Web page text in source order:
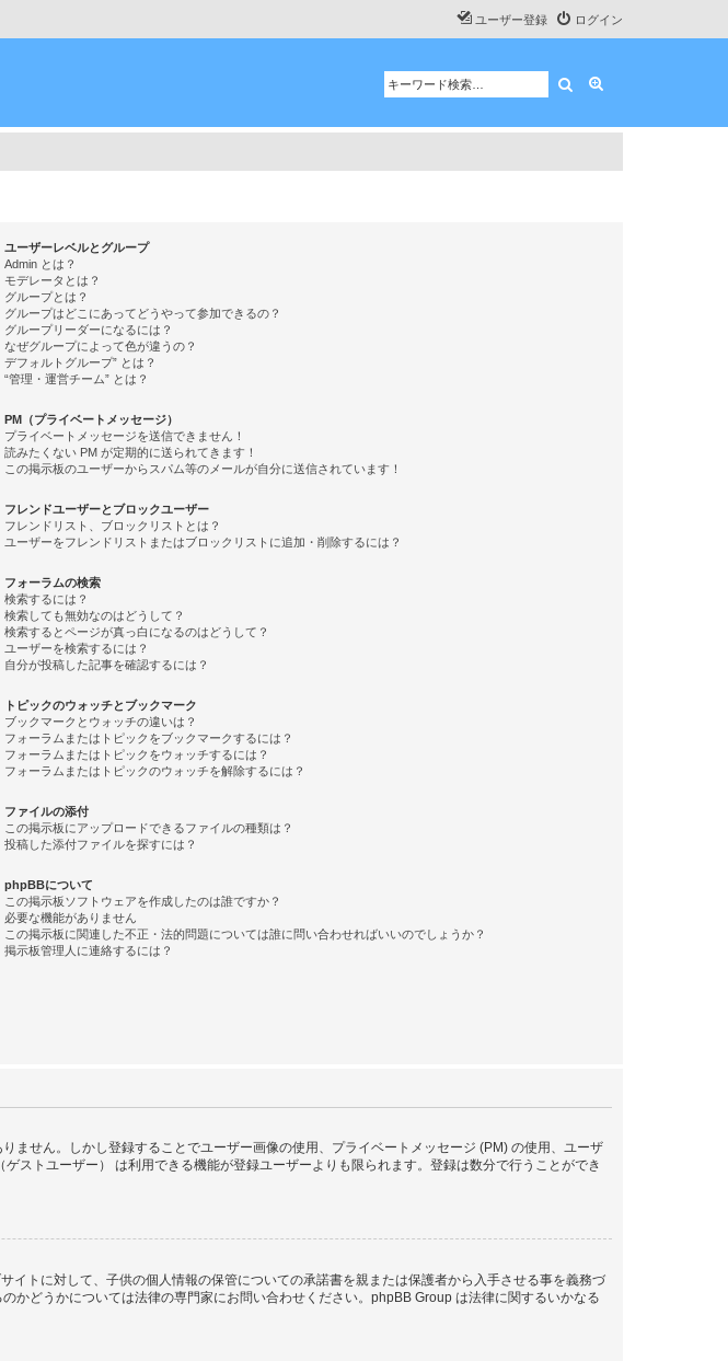
ログイン
ユーザー登録
検索
ユーザーレベルとグループ
Admin とは？
モデレータとは？
グループとは？
グループはどこにあってどうやって参加できるの？
グループリーダーになるには？
なぜグループによって色が違うの？
デフォルトグループ” とは？
“管理・運営チーム” とは？
PM（プライベートメッセージ）
プライベートメッセージを送信できません！
読みたくない PM が定期的に送られてきます！
この掲示板のユーザーからスパム等のメールが自分に送信されています！
フレンドユーザーとブロックユーザー
フレンドリスト、ブロックリストとは？
ユーザーをフレンドリストまたはブロックリストに追加・削除するには？
フォーラムの検索
検索するには？
検索しても無効なのはどうして？
検索するとページが真っ白になるのはどうして？
ユーザーを検索するには？
自分が投稿した記事を確認するには？
トピックのウォッチとブックマーク
ブックマークとウォッチの違いは？
フォーラムまたはトピックをブックマークするには？
フォーラムまたはトピックをウォッチするには？
フォーラムまたはトピックのウォッチを解除するには？
ファイルの添付
この掲示板にアップロードできるファイルの種類は？
投稿した添付ファイルを探すには？
phpBBについて
この掲示板ソフトウェアを作成したのは誰ですか？
必要な機能がありません
この掲示板に関連した不正・法的問題については誰に問い合わせればいいのでしょうか？
掲示板管理人に連絡するには？
せん。しかし登録することでユーザー画像の使用、プライベートメッセージ (PM) の使用、ユーザ
ストユーザー） は利用できる機能が登録ユーザーよりも限られます。登録は数分で行うことができ
トに対して、子供の個人情報の保管についての承諾書を親または保護者から入手させる事を義務づ
かどうかについては法律の専門家にお問い合わせください。phpBB Group は法律に関するいかなる